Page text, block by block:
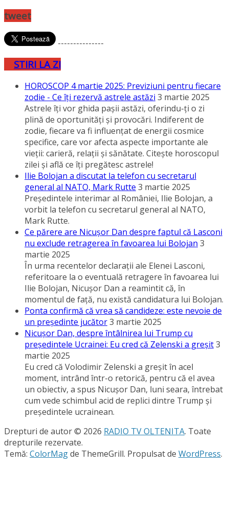
tweet
---------------
STIRI LA ZI
HOROSCOP 4 martie 2025: Previziuni pentru fiecare
zodie - Ce îţi rezervă astrele astăzi 3 martie 2025
Astrele îţi vor ghida paşii astăzi, oferindu-ţi o zi
plină de oportunităţi şi provocări. Indiferent de
zodie, fiecare va fi influenţat de energii cosmice
specifice, care vor afecta aspecte importante ale
vieţii: carieră, relaţii şi sănătate. Citeşte horoscopul
zilei şi află ce îţi pregătesc astrele!
Ilie Bolojan a discutat la telefon cu secretarul
general al NATO, Mark Rutte 3 martie 2025
Preşedintele interimar al României, Ilie Bolojan, a
vorbit la telefon cu secretarul general al NATO,
Mark Rutte.
Ce părere are Nicuşor Dan despre faptul că Lasconi
nu exclude retragerea în favoarea lui Bolojan 3
martie 2025
În urma recentelor declaraţii ale Elenei Lasconi,
referitoare la o eventuală retragere în favoarea lui
Ilie Bolojan, Nicuşor Dan a reamintit că, în
momentul de faţă, nu există candidatura lui Bolojan.
Ponta confirmă că vrea să candideze: este nevoie de
un preşedinte jucător3 martie 2025
Nicuşor Dan, despre întâlnirea lui Trump cu
preşedintele Ucrainei: Eu cred că Zelenski a greşit3
martie 2025
Eu cred că Volodimir Zelenski a greşit în acel
moment, intrând într-o retorică, pentru că el avea
un obiectiv, a spus Nicuşor Dan, luni seara, întrebat
cum vede schimbul acid de replici dintre Trump şi
preşedintele ucrainean.
Drepturi de autor © 2026 RADIO TV OLTENITA. Toate
drepturile rezervate.
Temă: ColorMagde ThemeGrill. Propulsat de WordPress.